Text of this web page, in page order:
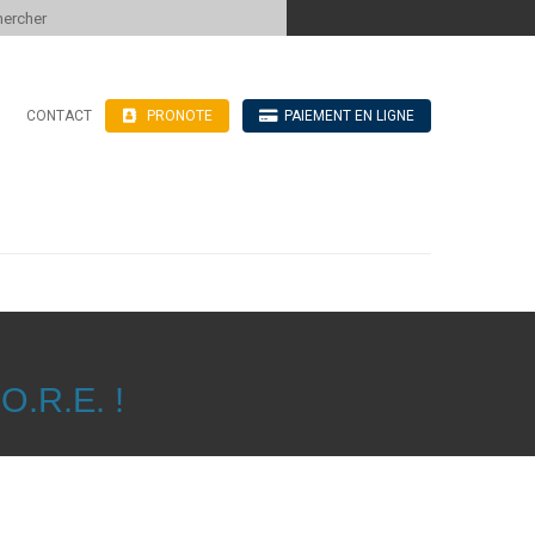
CONTACT PRONOTE PAIEMENT EN LIGNE
!